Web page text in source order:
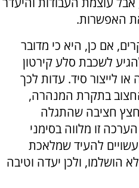
האפשרות.
אם כן, היא כי מדובר
לשכבת סלע קירטון
לייצור סיד. עדות לכך
בתקרת המנהרה,
חצץ חציבה שהתגלה
זו מלווה בסימני
להעיד שמלאכת
ולכן יעדה וטיבה